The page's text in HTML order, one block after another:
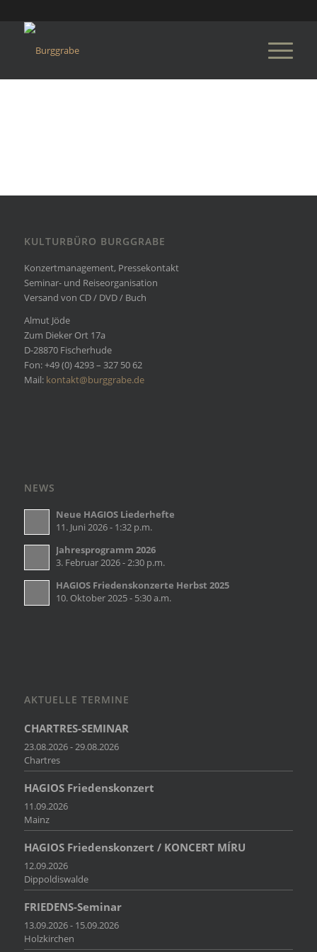
KULTURBÜRO BURGGRABE
Konzertmanagement, Pressekontakt
Seminar- und Reiseorganisation
Versand von CD / DVD / Buch
Almut Jöde
Zum Dieker Ort 17a
D-28870 Fischerhude
Fon: +49 (0) 4293 – 327 50 62
Mail: kontakt@burggrabe.de
NEWS
Neue HAGIOS Liederhefte
11. Juni 2026 - 1:32 p.m.
Jahresprogramm 2026
3. Februar 2026 - 2:30 p.m.
HAGIOS Friedenskonzerte Herbst 2025
10. Oktober 2025 - 5:30 a.m.
AKTUELLE TERMINE
CHARTRES-SEMINAR
23.08.2026 - 29.08.2026
Chartres
HAGIOS Friedenskonzert
11.09.2026
Mainz
HAGIOS Friedenskonzert / KONCERT MÍRU
12.09.2026
Dippoldiswalde
FRIEDENS-Seminar
13.09.2026 - 15.09.2026
Holzkirchen